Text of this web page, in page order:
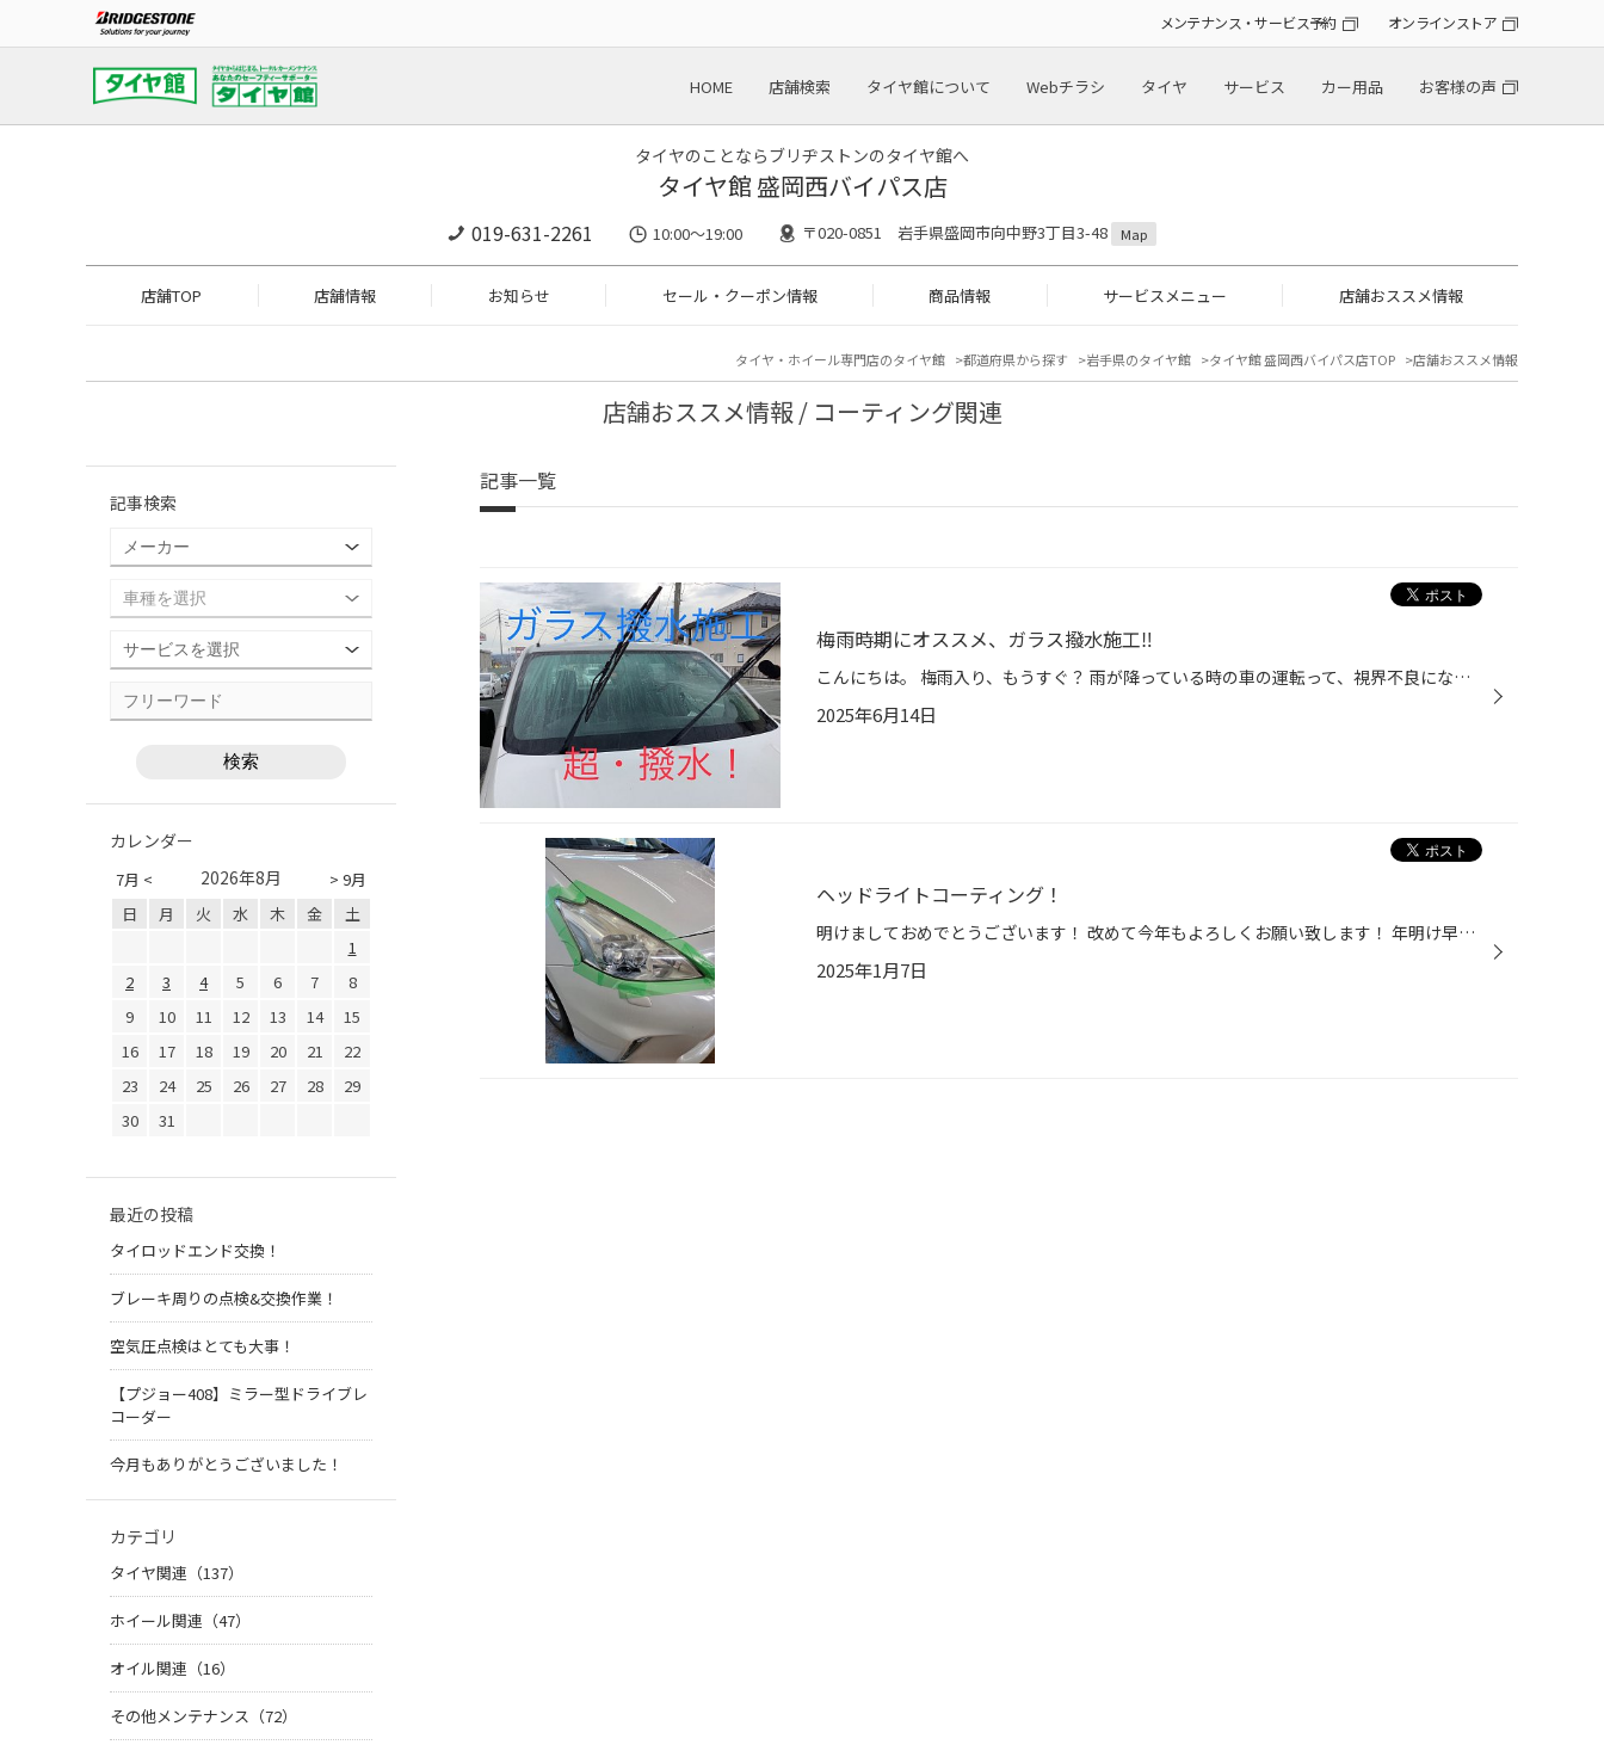
メンテナンス・サービス予約 オンラインストア
HOME 店舗検索 タイヤ館について Webチラシ タイヤ サービス カー用品 お客様の声
タイヤのことならブリヂストンのタイヤ館へ
タイヤ館 盛岡西バイパス店
019-631-2261 10:00～19:00 〒020-0851 岩手県盛岡市向中野3丁目3-48 Map
店舗TOP 店舗情報 お知らせ セール・クーポン情報 商品情報 サービスメニュー 店舗おススメ情報
タイヤ・ホイール専門店のタイヤ館 都道府県から探す 岩手県のタイヤ館 タイヤ館 盛岡西バイパス店TOP 店舗おススメ情報
店舗おススメ情報 / コーティング関連
記事一覧
梅雨時期にオススメ、ガラス撥水施工‼️
こんにちは。 梅雨入り、もうすぐ？ 雨が降っている時の車の運転って、視界不良になって、 ワイパーを全開で動かしたり、気をつかったりして疲れますよ 梅雨時期オススメしてるのが、ガラス撥水施工‼️ 当店スタッフもこの時期、各自の車にガラス撥水施工しております。 雨の日の運転で、ワイパー使...
2025年6月14日
ヘッドライトコーティング！
明けましておめでとうございます！ 改めて今年もよろしくお願い致します！ 年明け早速ヘッドライトのコーティングを させていただきました！ before 初めにしっかりと汚れを落として 水滴を取り、乾燥させて 専用の溶剤を使い、黄ばみを取ります！ その後、コーティング剤を塗り､ 乾いた布で拭き取...
2025年1月7日
記事検索
カレンダー
7月 < > 9月
2026年8月
日 月 火 水 木 金
土
1
2
3 4 5 6 7
8
9
10 11 12 13 14
15
16
17 18 19 20 21
22
23
24 25 26 27 28
29
30
31
最近の投稿
タイロッドエンド交換！
ブレーキ周りの点検&交換作業！
空気圧点検はとても大事！
【プジョー408】ミラー型ドライブレ
コーダー
今月もありがとうございました！
カテゴリ
タイヤ関連（137）
ホイール関連（47）
オイル関連（16）
その他メンテナンス（72）